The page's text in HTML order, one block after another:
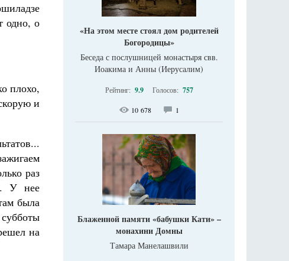
одно, о
плохо,
и
раз
У нее
была
на
«На этом месте стоял дом родителей
Богородицы»
Беседа с послушницей монастыря свв.
Иоакима и Анны (Иерусалим)
Рейтинг: 9.9 Голосов: 757
10 678 1
Блаженной памяти «бабушки Кати» –
монахини Домны
Тамара Манелашвили